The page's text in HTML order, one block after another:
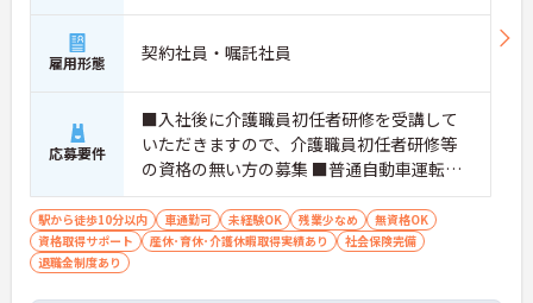
雇用形態 契約社員・嘱託社員
応募要件
■入社後に介護職員初任者研修を受講して
いただきますので、介護職員初任者研修等
の資格の無い方の募集 ■普通自動車運転免
許（AT限定可）
駅から徒歩10分以内 車通勤可 未経験OK 残業少なめ
無資格OK
資格取得サポート
産休･育休･介護休暇取得実績あり
社会保険完備
退職金制度あり